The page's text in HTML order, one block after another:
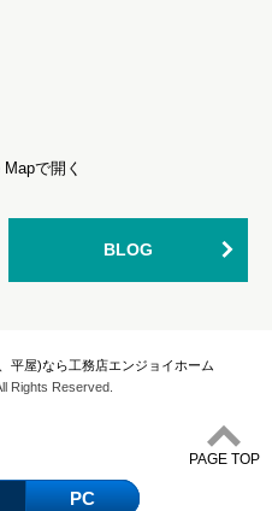
で開く
BLOG
平屋)なら工務店エンジョイホーム
Rights Reserved.
PAGE TOP
PC